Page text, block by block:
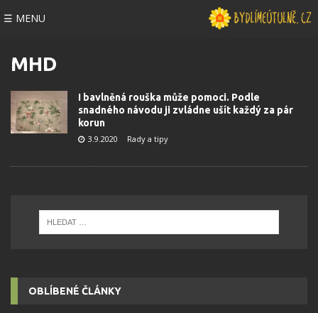
☰ MENU
MHD
I bavlněná rouška může pomoci. Podle
snadného návodu ji zvládne ušít každý za pár
korun
3.9.2020 Rady a tipy
OBLÍBENÉ ČLÁNKY